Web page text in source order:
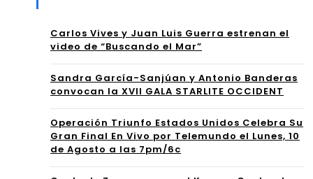
ano
par
a
Pre
ven
ir
TIN
EN
PR
ES
EN
Carlos Vives y Juan Luis Guerra estrenan el
video de “Buscando el Mar”
Sandra García-Sanjúan y Antonio Banderas
convocan la XVII GALA STARLITE OCCIDENT
Operación Triunfo Estados Unidos Celebra Su
Gran Final En Vivo por Telemundo el Lunes, 10
de Agosto a las 7pm/6c